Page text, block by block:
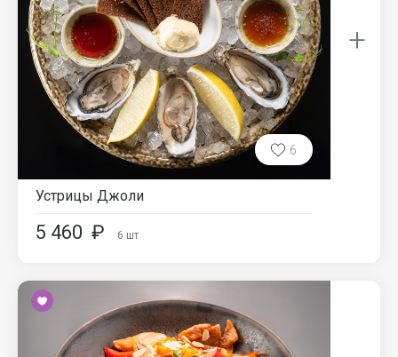
6
Устрицы Джоли
5 460 ₽ 6 шт
+